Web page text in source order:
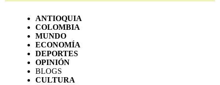
ANTIOQUIA
COLOMBIA
MUNDO
ECONOMÍA
DEPORTES
OPINIÓN
BLOGS
CULTURA